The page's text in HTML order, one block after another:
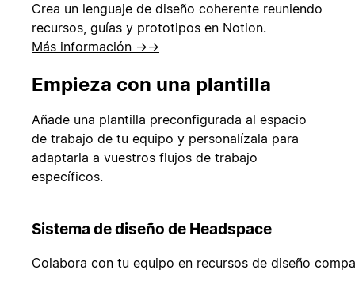
Crea un lenguaje de diseño coherente reuniendo
recursos, guías y prototipos en Notion.
Más información →→
Empieza con una plantilla
Añade una plantilla preconfigurada al espacio
de trabajo de tu equipo y personalízala para
adaptarla a vuestros flujos de trabajo
específicos.
Sistema de diseño de Headspace
Colabora con tu equipo en recursos de diseño